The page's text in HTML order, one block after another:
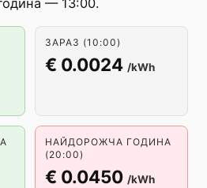
— 13:00.
ЗАРАЗ (10:00)
€ 0.0024 /kWh
НАЙДОРОЖЧА ГОДИНА
(20:00)
€ 0.0450 /kWh